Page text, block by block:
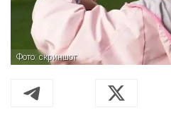
Фото: скриншот